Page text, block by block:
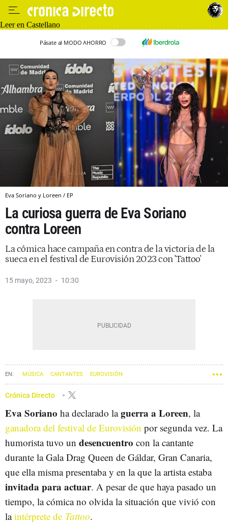
Leer en Castellano
Pásate al MODO AHORRO
Eva Soriano y Loreen / EP
La curiosa guerra de Eva Soriano
contra Loreen
La cómica hace campaña en contra de la victoria de la
sueca en el festival de Eurovisión 2023 con 'Tattoo'
15 mayo, 2023 10:30
MÚSICA CANTANTES EUROVISIÓN
Crónica Directo
Eva Soriano ha declarado laguerra a Loreen, la
ganadora del festival de Eurovisión por segunda vez. La
humorista tuvo un desencuentro con la cantante
durante la Gala Drag Queen de Gáldar, Gran Canaria,
que ella misma presentaba y en la que la artista estaba
invitada para actuar. A pesar de que haya pasado un
tiempo, la cómica no olvida la situación que vivió con
laintérprete de Tattoo.